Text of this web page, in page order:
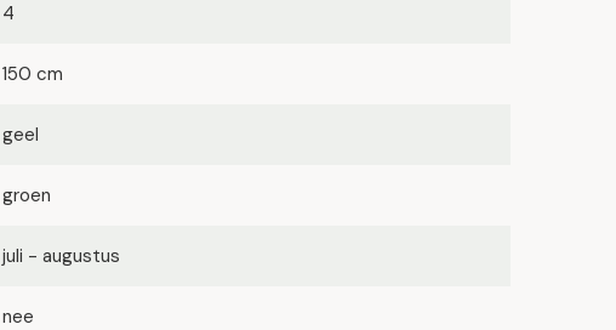
4
150 cm
geel
groen
juli - augustus
nee